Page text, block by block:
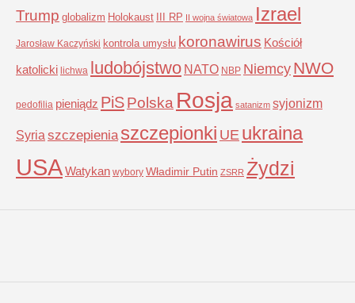
Trump globalizm Holokaust III RP II wojna światowa Izrael
Jarosław Kaczyński kontrola umysłu koronawirus Kościół
katolicki lichwa ludobójstwo NATO NBP NiemcyNWO
pedofilia pieniądz PiSPolska Rosja satanizm syjonizm
Syria szczepienia szczepionki UE ukraina
USAWatykan wybory Władimir Putin ZSRR Żydzi